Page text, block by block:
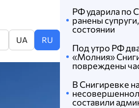
UA RU
РФ ударила по
ранены
состоянии
Под утро РФ
«Молния»
повреждены
В Снигиревке
составили